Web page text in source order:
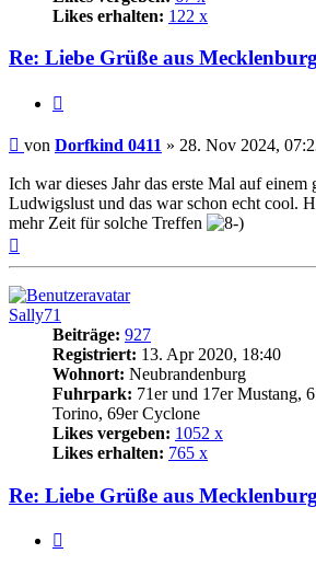
Likes erhalten: 122 x
Re: Liebe Grüße aus
Beitrag
von Dorfkind 0411 » 28. Nov 2024,
Ich war dieses Jahr das erste Mal auf
Ludwigslust und das war schon echt cool.
mehr Zeit für solche Treffen
Sally71
Beiträge: 927
Registriert: 13. Apr 2020, 18:40
Wohnort: Neubrandenburg
Fuhrpark: 71er und 17er Mustang,
Torino, 69er Cyclone
Likes vergeben: 1052 x
Likes erhalten: 765 x
Re: Liebe Grüße aus